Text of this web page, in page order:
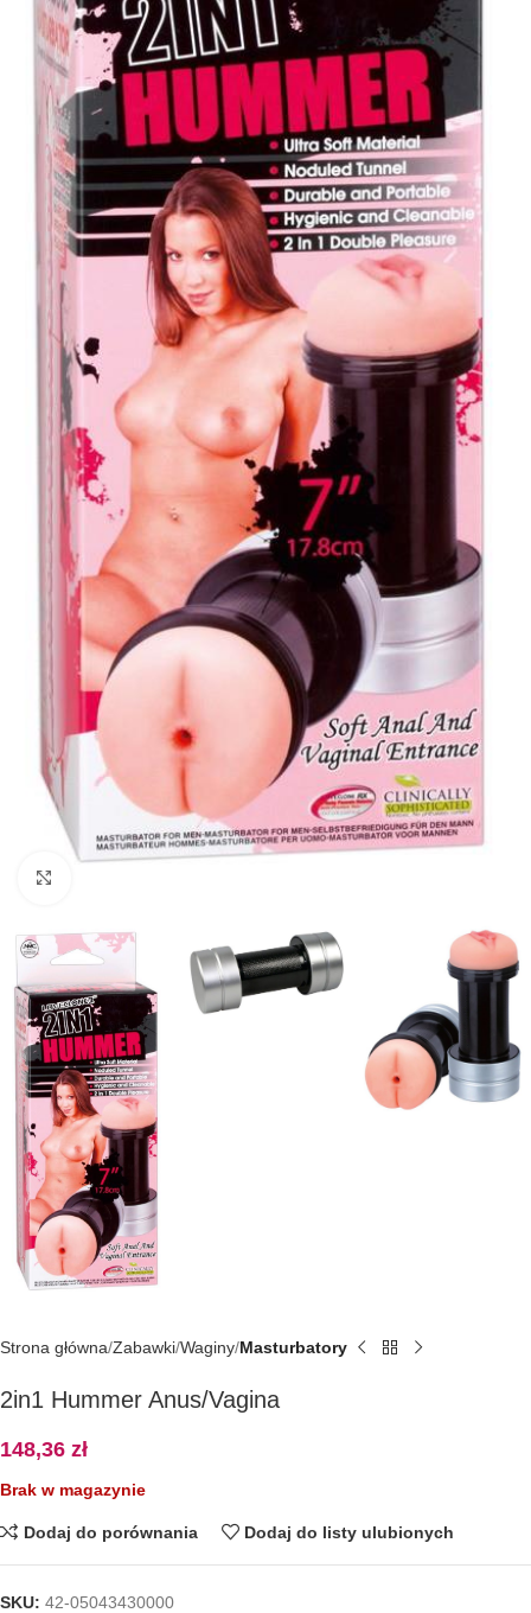
Strona główna Zabawki Waginy Masturbatory
2in1 Hummer Anus/Vagina
148,36 zł
Brak w magazynie
Dodaj do porównania Dodaj do listy ulubionych
SKU: 42-05043430000